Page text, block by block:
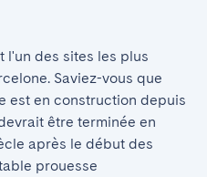
l'un des sites les plus
Saviez-vous que
est en construction depuis
être terminée en
après le début des
prouesse